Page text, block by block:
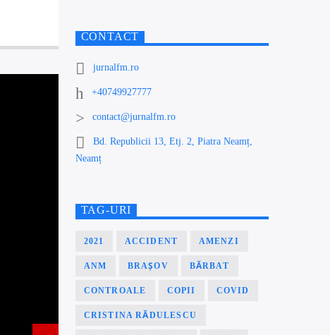
CONTACT
jurnalfm.ro
+40749927777
contact@jurnalfm.ro
Bd. Republicii 13, Etj. 2, Piatra Neamț,
Neamț
TAG-URI
2021 ACCIDENT AMENZI
ANM BRAȘOV BĂRBAT
CONTROALE COPII COVID
CRISTINA RĂDULESCU